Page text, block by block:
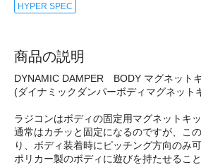
HYPER SPEC
商品の説明
DYNAMIC DAMPER BODY マグネット
(ダイナミックダンパーボディマグネット
ラジコンはボディの固定用マグネットキ
通常はカチッと固定になるのですが、こ
り、ボディ装着時にピッチング方向のみ
ポリカー製のボディに遊びを持たせるこ